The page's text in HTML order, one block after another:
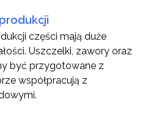
części mają duże
Uszczelki, zawory oraz
być przygotowane z
współpracują z